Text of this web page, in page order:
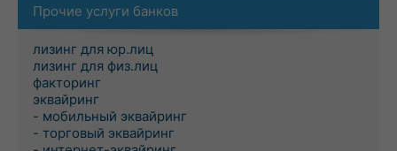
Прочие услуги банков
лизинг для юр.лиц
лизинг для физ.лиц
факторинг
эквайринг
- мобильный эквайринг
- торговый эквайринг